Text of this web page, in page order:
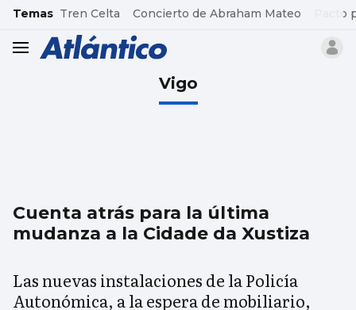
common.go-to-content
Temas Tren Celta Concierto de Abraham Mateo Pacto
header.menu.open
Vigo
Cuenta atrás para la última
mudanza a la Cidade da Xustiza
Las nuevas instalaciones de la Policía
Autonómica, a la espera de mobiliario,